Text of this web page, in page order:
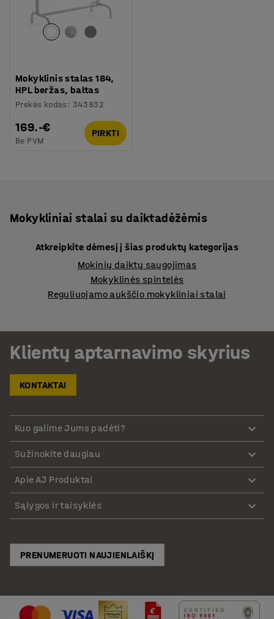
Mokyklinis stalas 184,
HPL beržas, baltas
Prekės kodas : 343832
169.-€
Be PVM
PIRKTI
Mokykliniai stalai su daiktadėžėmis
Atkreipkite dėmesį į šias produktų kategorijas
Mokinių daiktų saugojimas
Mokyklinės spintelės
Reguliuojamo aukščio mokykliniai stalai
Klientų aptarnavimo skyrius
KONTAKTAI
Kuo galime Jums padėti?
Sužinokite daugiau
Apie AJ Produktai
Sąlygos ir taisyklės
PRENUMERUOTI NAUJIENLAIŠKĮ